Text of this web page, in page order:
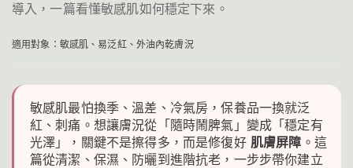
導入，一篇看懂敏感肌如何穩定下來。
適用對象：敏感肌、易泛紅、外油內乾膚況
敏感肌最怕換季、溫差、冷氣房，保養品一換就泛
紅、刺痛。想讓膚況從「隨時鬧脾氣」變成「穩定有
光澤」，關鍵不是擦得多，而是修復好 肌膚屏障 。這
篇從清潔、保濕、防曬到進階抗老，一步步帶你建立